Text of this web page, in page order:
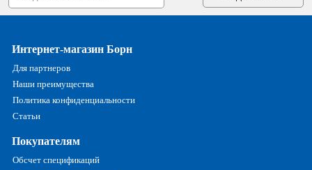
Интернет-магазин Борн
Для партнеров
Наши преимущества
Политика конфиденциальности
Статьи
Покупателям
Обсчет спецификаций